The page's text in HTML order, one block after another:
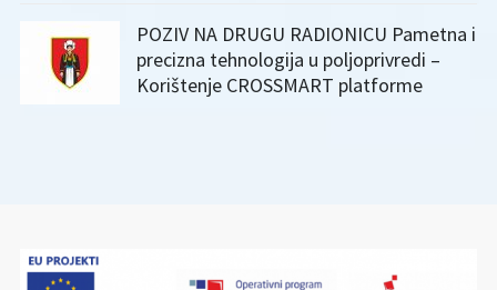
POZIV NA DRUGU RADIONICU Pametna i
precizna tehnologija u poljoprivredi –
Korištenje CROSSMART platforme